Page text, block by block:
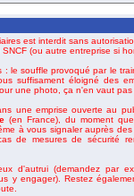
est interdit sans
(ou autre entreprise si
: le souffle provoqué par le
suffisament éloigné des
une photo, ça n'en vaut pas
une emprise ouverte au
(en France), du moment
à vous signaler auprès des
de mesures de sécurité
d'autrui (demandez par
y engager). Restez